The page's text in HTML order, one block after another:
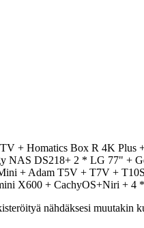
+ Homatics Box R 4K Plus
NAS DS218+ 2 * LG 77" +
+ Adam T5V + T7V + T10S
X600 + CachyOS+Niri + 4
nähdäksesi muutakin